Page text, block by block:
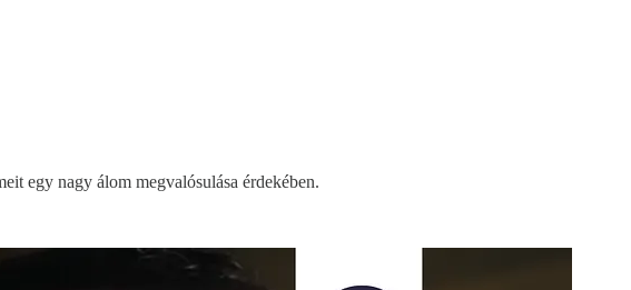
egy nagy álom megvalósulása érdekében.